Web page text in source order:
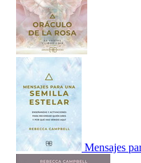
Mensajes